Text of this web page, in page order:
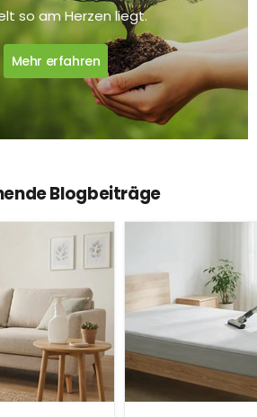
so am Herzen liegt.
Mehr erfahren
Blogbeiträge